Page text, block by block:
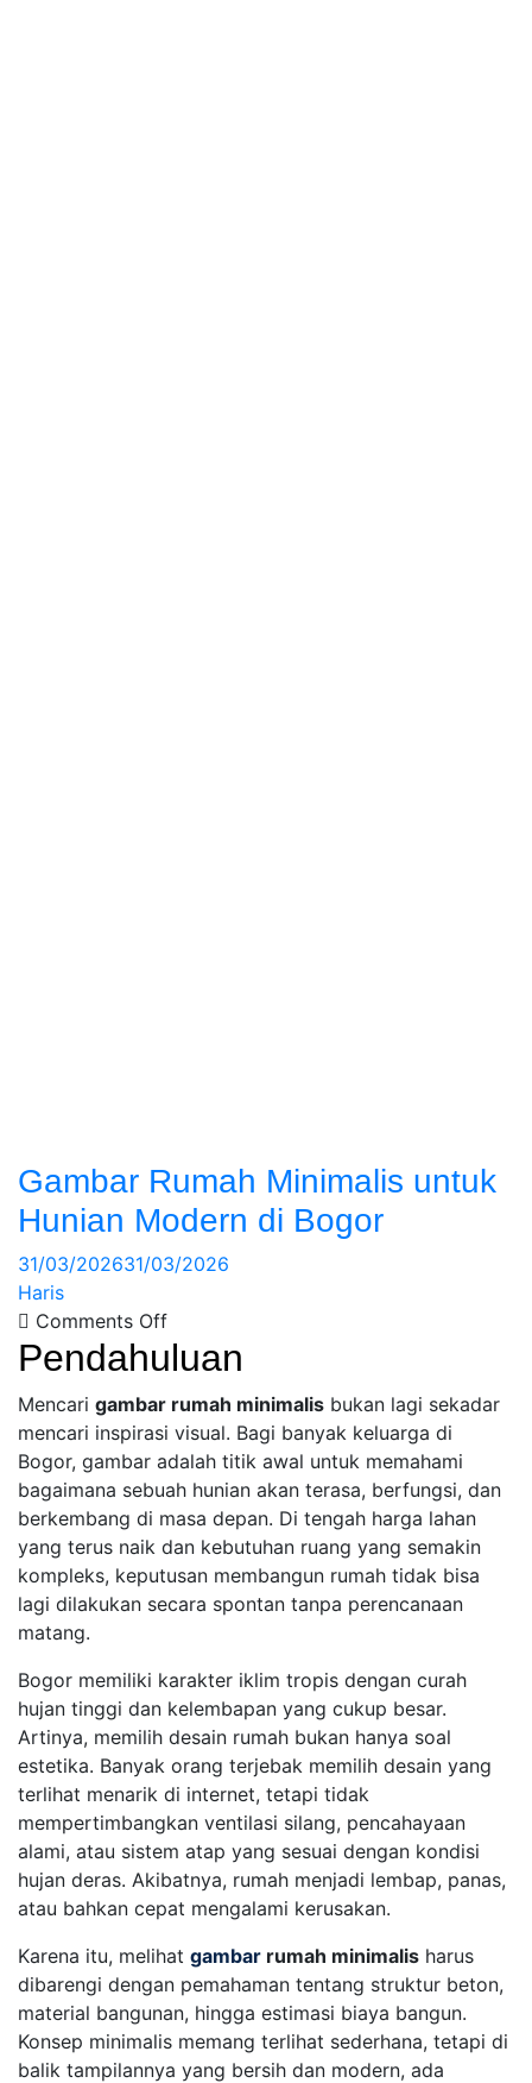
Gambar Rumah Minimalis untuk
Hunian Modern di Bogor
31/03/202631/03/2026
Haris
Comments Off
Pendahuluan
Mencari gambar rumah minimalis bukan lagi sekadar
mencari inspirasi visual. Bagi banyak keluarga di
Bogor, gambar adalah titik awal untuk memahami
bagaimana sebuah hunian akan terasa, berfungsi, dan
berkembang di masa depan. Di tengah harga lahan
yang terus naik dan kebutuhan ruang yang semakin
kompleks, keputusan membangun rumah tidak bisa
lagi dilakukan secara spontan tanpa perencanaan
matang.
Bogor memiliki karakter iklim tropis dengan curah
hujan tinggi dan kelembapan yang cukup besar.
Artinya, memilih desain rumah bukan hanya soal
estetika. Banyak orang terjebak memilih desain yang
terlihat menarik di internet, tetapi tidak
mempertimbangkan ventilasi silang, pencahayaan
alami, atau sistem atap yang sesuai dengan kondisi
hujan deras. Akibatnya, rumah menjadi lembap, panas,
atau bahkan cepat mengalami kerusakan.
Karena itu, melihat gambar rumah minimalis harus
dibarengi dengan pemahaman tentang struktur beton,
material bangunan, hingga estimasi biaya bangun.
Konsep minimalis memang terlihat sederhana, tetapi di
balik tampilannya yang bersih dan modern, ada